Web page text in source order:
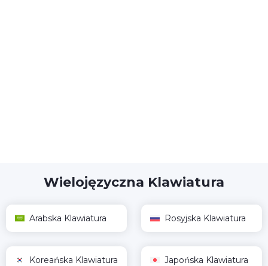
Wielojęzyczna Klawiatura
Arabska Klawiatura Rosyjska Klawiatura
Koreańska Klawiatura Japońska Klawiatura